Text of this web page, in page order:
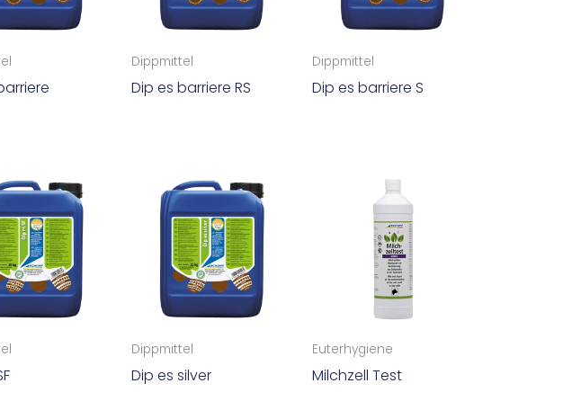
Dippmittel
Dip es barriere RS
Dippmittel
Dip es barriere S
Dippmittel
Dip es silver
Euterhygiene
Milchzell Test